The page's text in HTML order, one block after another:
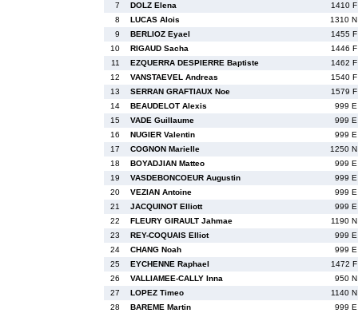
7
DOLZ Elena
1410 F
8
LUCAS Alois
1310 N
9
BERLIOZ Eyael
1455 F
10
RIGAUD Sacha
1446 F
11
EZQUERRA DESPIERRE Baptiste
1462 F
12
VANSTAEVEL Andreas
1540 F
13
SERRAN GRAFTIAUX Noe
1579 F
14
BEAUDELOT Alexis
999 E
15
VADE Guillaume
999 E
16
NUGIER Valentin
999 E
17
COGNON Marielle
1250 N
18
BOYADJIAN Matteo
999 E
19
VASDEBONCOEUR Augustin
999 E
20
VEZIAN Antoine
999 E
21
JACQUINOT Elliott
999 E
22
FLEURY GIRAULT Jahmae
1190 N
23
REY-COQUAIS Elliot
999 E
24
CHANG Noah
999 E
25
EYCHENNE Raphael
1472 F
26
VALLIAMEE-CALLY Inna
950 N
27
LOPEZ Timeo
1140 N
28
BAREME Martin 999 E